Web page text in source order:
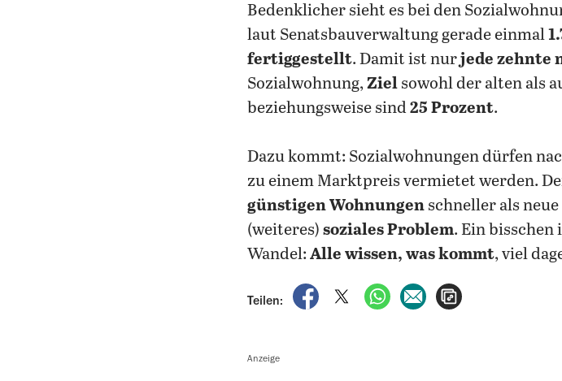
Bedenklicher sieht es bei den
laut Senatsbauverwaltung gerade einmal
fertiggestellt. Damit ist nurjede zehnte
Sozialwohnung,Ziel sowohl der alten als
beziehungsweise sind25 Prozent.
Dazu kommt: Sozialwohnungen dürfen
zu einem Marktpreis vermietet werden.
günstigen Wohnungen schneller als
(weiteres) soziales Problem. Ein bisschen
Wandel:Alle wissen, was kommt, viel
Teilen:
auf Facebook teilen
auf X teilenper WhatsApp teilen
per E-Mail teilen
Anzeige